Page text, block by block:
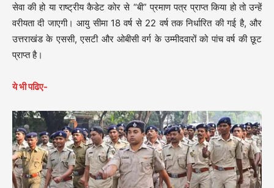
सेवा की हो या राष्ट्रीय कैडेट कोर से “बी” प्रमाण पत्र प्राप्त किया हो तो उन्हें
वरीयता दी जाएगी। आयु सीमा 18 वर्ष से 22 वर्ष तक निर्धारित की गई है, और
उत्तराखंड के एससी, एसटी और ओबीसी वर्ग के उम्मीदवारों को पांच वर्ष की छूट
प्राप्त है।
ये भी पढिए-